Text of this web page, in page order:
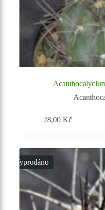
28,00Kč
Vyprodáno